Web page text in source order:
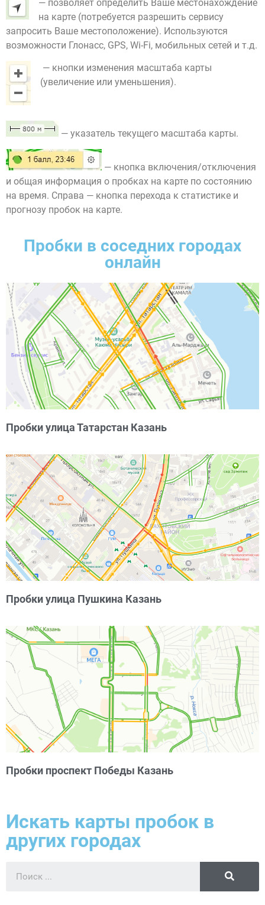
— позволяет определить Ваше местонахождение
на карте (потребуется разрешить сервису
запросить Ваше местоположение). Используются
возможности Глонасс, GPS, Wi-Fi, мобильных сетей и т.д.
— кнопки изменения масштаба карты
(увеличение или уменьшения).
— указатель текущего масштаба карты.
— кнопка включения/отключения
и общая информация о пробках на карте по состоянию
на время. Справа — кнопка перехода к статистике и
прогнозу пробок на карте.
Пробки в соседних городах
онлайн
Пробки улица Татарстан Казань
Пробки улица Пушкина Казань
Пробки проспект Победы Казань
Искать карты пробок в
других городах